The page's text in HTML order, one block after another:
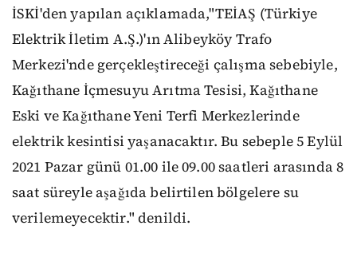
İSKİ'den yapılan açıklamada,"TEİAŞ (Türkiye
Elektrik İletim A.Ş.)'ın Alibeyköy Trafo
Merkezi'nde gerçekleştireceği çalışma sebebiyle,
Kağıthane İçmesuyu Arıtma Tesisi, Kağıthane
Eski ve Kağıthane Yeni Terfi Merkezlerinde
elektrik kesintisi yaşanacaktır. Bu sebeple 5 Eylül
2021 Pazar günü 01.00 ile 09.00 saatleri arasında 8
saat süreyle aşağıda belirtilen bölgelere su
verilemeyecektir." denildi.